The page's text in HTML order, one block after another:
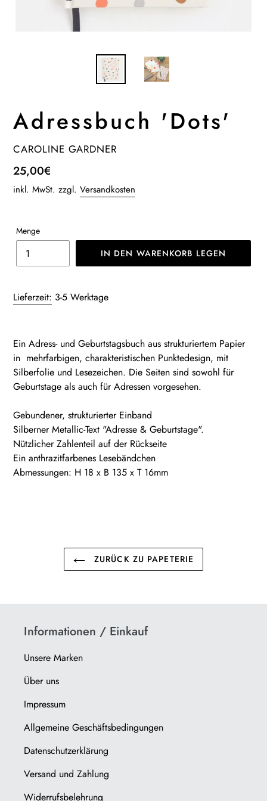
Adressbuch 'Dots'
VERKÄUFER
CAROLINE GARDNER
Normaler
Preis
25,00€
inkl. MwSt. zzgl. Versandkosten
Menge
IN DEN WARENKORB LEGEN
wird
zum
Lieferzeit: 3-5 Werktage
Ein Adress- und Geburtstagsbuch aus strukturiertem Papier
in mehrfarbigen, charakteristischen Punktedesign, mit
Silberfolie und Lesezeichen. Die Seiten sind sowohl für
Geburtstage als auch für Adressen vorgesehen.
Gebundener, strukturierter Einband
Silberner Metallic-Text "Adresse & Geburtstage".
Nützlicher Zahlenteil auf der Rückseite
Ein anthrazitfarbenes Lesebändchen
Abmessungen: H 18 x B 135 x T 16mm
ZURÜCK ZU PAPETERIE
Informationen / Einkauf
Unsere Marken
Über uns
Impressum
Allgemeine Geschäftsbedingungen
Datenschutzerklärung
Versand und Zahlung
Widerrufsbelehrung